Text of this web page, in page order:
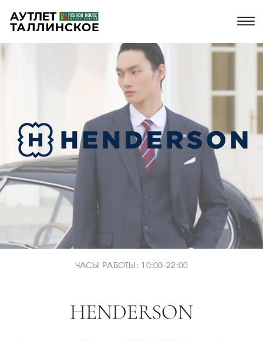
ЧАСЫ РАБОТЫ: 10:00-22:00
HENDERSON